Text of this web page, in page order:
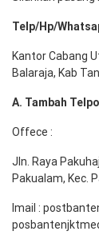
Telp/Hp/
Kantor Cabang
Balaraja, Kab
A. Tambah
Offece :
Jln. Raya
Pakualam, Kec.
Imail :